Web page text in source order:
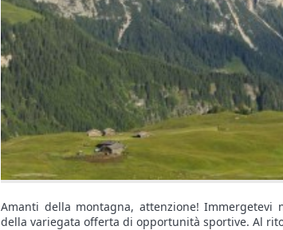
Amanti della montagna, attenzione! Immergetevi
della variegata offerta di opportunità sportive. Al